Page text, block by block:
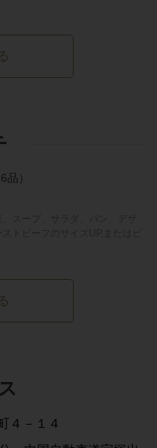
）
４－１４